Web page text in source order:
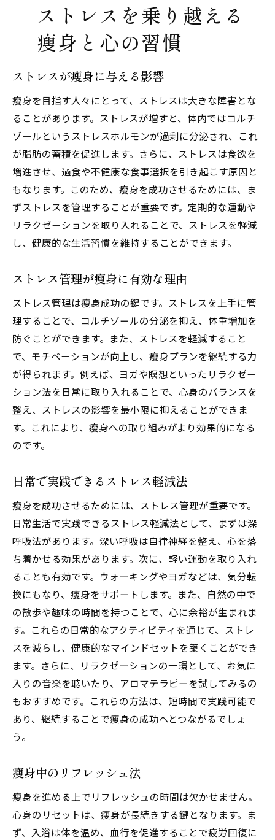
ストレスを乗り越える
瘦身と心の習慣
ストレスが瘦身に与える影響
瘦身を目指す人々にとって、ストレスは大きな障害とな
ることがあります。ストレスが増すと、体内ではコルチ
ゾールというストレスホルモンが過剰に分泌され、これ
が脂肪の蓄積を促進します。さらに、ストレスは食欲を
増進させ、過食や不健康な食事選択を引き起こす原因と
もなります。このため、瘦身を成功させるためには、ま
ずストレスを管理することが重要です。定期的な運動や
リラクゼーションを取り入れることで、ストレスを軽減
し、健康的な生活習慣を維持することができます。
ストレス管理が瘦身に有効な理由
ストレス管理は瘦身成功の鍵です。ストレスを上手に管
理することで、コルチゾールの分泌を抑え、体重増加を
防ぐことができます。また、ストレスを軽減すること
で、モチベーションが向上し、瘦身プランを継続する力
が得られます。例えば、ヨガや瞑想といったリラクゼー
ション法を日常に取り入れることで、心身のバランスを
整え、ストレスの影響を最小限に抑えることができま
す。これにより、瘦身への取り組みがより効果的になる
のです。
日常で実践できるストレス軽減法
瘦身を成功させるためには、ストレス管理が重要です。
日常生活で実践できるストレス軽減法として、まずは深
呼吸法があります。深い呼吸は自律神経を整え、心を落
ち着かせる効果があります。次に、軽い運動を取り入れ
ることも有効です。ウォーキングやヨガなどは、気分転
換にもなり、瘦身をサポートします。また、自然の中で
の散歩や趣味の時間を持つことで、心に余裕が生まれま
す。これらの日常的なアクティビティを通じて、ストレ
スを減らし、健康的なマインドセットを築くことができ
ます。さらに、リラクゼーションの一環として、お気に
入りの音楽を聴いたり、アロマテラピーを試してみるの
もおすすめです。これらの方法は、短時間で実践可能で
あり、継続することで瘦身の成功へとつながるでしょ
う。
瘦身中のリフレッシュ法
瘦身を進める上でリフレッシュの時間は欠かせません。
心身のリセットは、瘦身が長続きする鍵となります。ま
ず、入浴は体を温め、血行を促進することで疲労回復に